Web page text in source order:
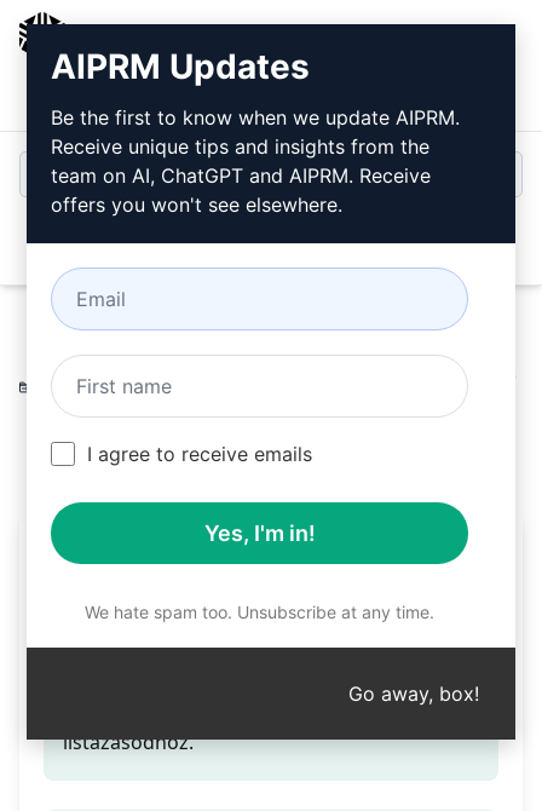
Bejelentkezés
Home / AI Prompts Writing Prompts
5
kész GMB bejegyzés
ei Pakistan
February 19, 2023
21,232
0 15,954
5 kész GMB bejegyzés
Teaser
Írj 5 GMB bejegyzést, amelyek készek a GMB
listázásodhoz.
AIPRM Updates
Be the first to know when we update AIPRM.
Receive unique tips and insights from the
team on AI, ChatGPT and AIPRM. Receive
offers you won't see elsewhere.
I agree to receive emails
Yes, I'm in!
We hate spam too. Unsubscribe at any time.
Go away, box!